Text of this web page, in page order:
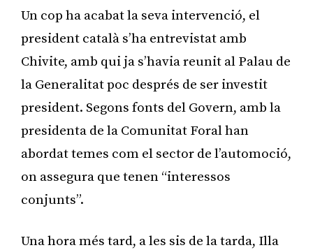
Un cop ha acabat la seva intervenció, el
president català s’ha entrevistat amb
Chivite, amb qui ja s’havia reunit al Palau de
la Generalitat poc després de ser investit
president. Segons fonts del Govern, amb la
presidenta de la Comunitat Foral han
abordat temes com el sector de l’automoció,
on assegura que tenen “interessos
conjunts”.
Una hora més tard, a les sis de la tarda, Illa